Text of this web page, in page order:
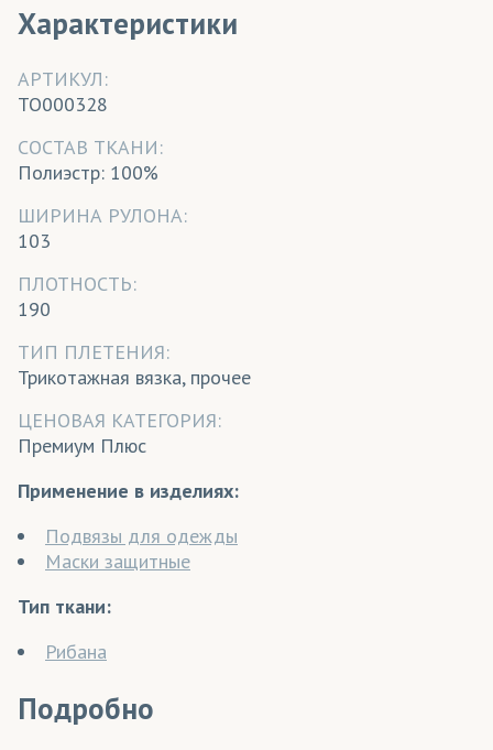
Характеристики
АРТИКУЛ:
TO000328
CОСТАВ ТКАНИ:
Полиэстр: 100%
ШИРИНА РУЛОНА:
103
ПЛОТНОСТЬ:
190
ТИП ПЛЕТЕНИЯ:
Трикотажная вязка, прочее
ЦЕНОВАЯ КАТЕГОРИЯ:
Премиум Плюс
Применение в изделиях:
Подвязы для одежды
Маски защитные
Тип ткани:
Рибана
Подробно